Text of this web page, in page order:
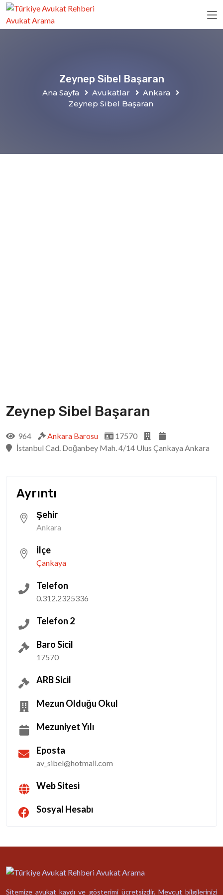
Zeynep Sibel Başaran
Ana Sayfa Avukatlar
Ankara
Zeynep Sibel Başaran
Zeynep Sibel Başaran
964 Ankara Barosu
17570
İstanbul Cad. Doğanbey Mah. 4/14 Ulus Çankaya Ankara
Ayrıntı
Şehir
Ankara
İlçe
Çankaya
Telefon
0.312.2325336
Telefon 2
Baro Sicil
17570
ARB Sicil
Mezun Olduğu Okul
Mezuniyet Yılı
Eposta
av_sibel@hotmail.com
Web Sitesi
Sosyal Hesabı
Sitemize avukat kaydı ve gösterimi ücretsizdir. Mevcut bilgilerinizi